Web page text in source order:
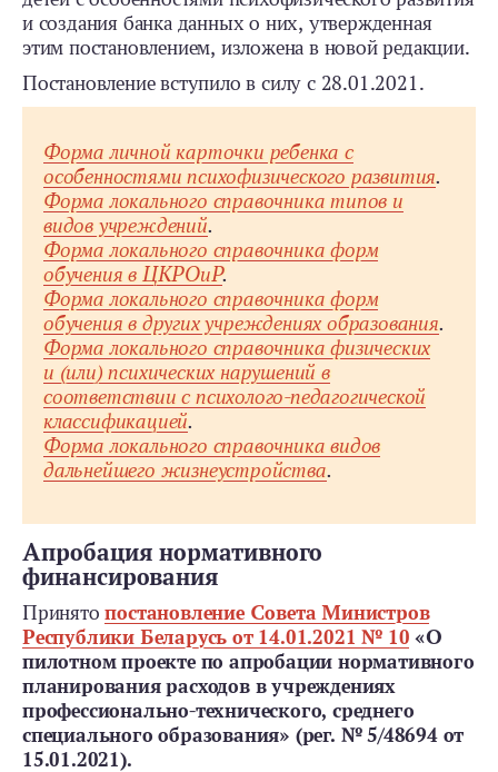
и создания банка данных о них, утвержденная
этим постановлением, изложена в новой редакции.
Постановление вступило в силу с 28.01.2021.
Форма личной карточки ребенка с
особенностями психофизического развития.
Форма локального справочника типов и
видов учреждений.
Форма локального справочника форм
обучения в ЦКРОиР.
Форма локального справочника форм
обучения в других учреждениях образования.
Форма локального справочника физических
и (или) психических нарушений в
соответствии с психолого-­педагогической
классификацией.
Форма локального справочника видов
дальнейшего жизнеустройства.
Апробация нормативного
финансирования
Принятопостановление Совета Министров
Республики Беларусь от 14.01.2021 № 10 «О
пилотном проекте по апробации нормативного
планирования расходов в учреждениях
профессионально-­технического, среднего
специального образования» (рег. № 5/48694 от
15.01.2021).